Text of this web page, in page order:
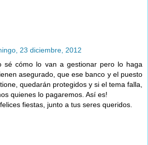
23 diciembre, 2012
sé cómo lo van a gestionar pero lo haga
asegurado, que ese banco y el puesto
quedarán protegidos y si el tema falla,
quienes lo pagaremos. Así es!
fiestas, junto a tus seres queridos.